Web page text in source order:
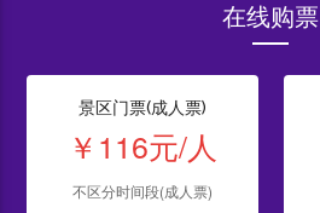
在线购票
景区门票(成人票)
￥116元/人
不区分时间段(成人票)